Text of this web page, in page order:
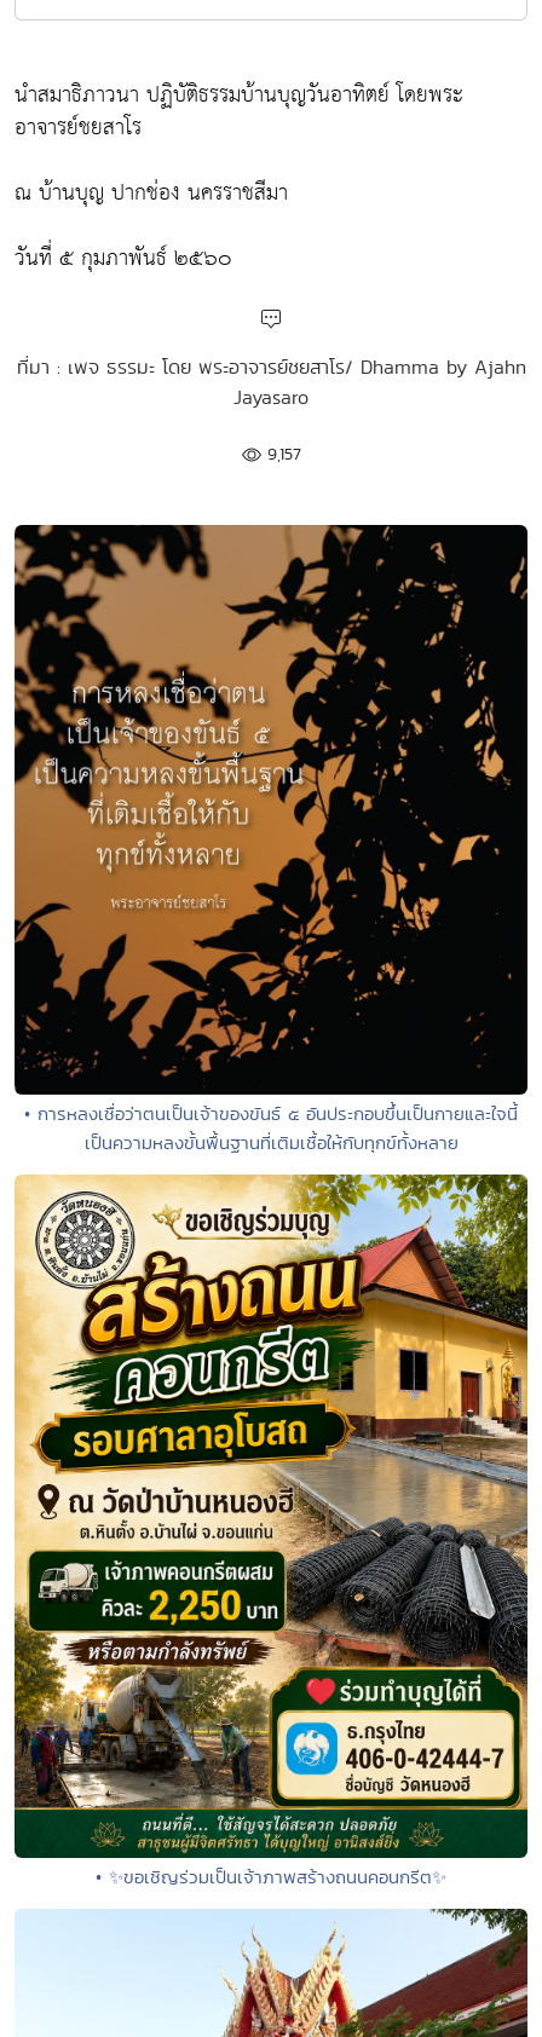
นำสมาธิภาวนา ปฏิบัติธรรมบ้านบุญวันอาทิตย์ โดยพระ
อาจารย์ชยสาโร
ณ บ้านบุญ ปากช่อง นครราชสีมา
วันที่ ๕ กุมภาพันธ์ ๒๕๖๐
ที่มา : เพจ ธรรมะ โดย พระอาจารย์ชยสาโร/ Dhamma by Ajahn
Jayasaro
9,157
• การหลงเชื่อว่าตนเป็นเจ้าของขันธ์ ๕ อันประกอบขึ้นเป็นกายและใจนี้
เป็นความหลงขั้นพื้นฐานที่เติมเชื้อให้กับทุกข์ทั้งหลาย
• ✨ขอเชิญร่วมเป็นเจ้าภาพสร้างถนนคอนกรีต✨